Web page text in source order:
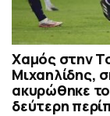
Χαμός στην
Μιχαηλίδης,
ακυρώθηκε
δεύτερη